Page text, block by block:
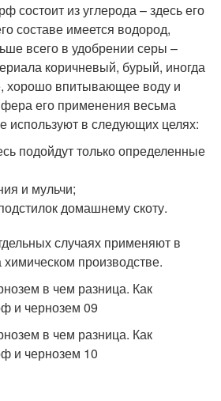
состоит из углерода – здесь его
составе имеется водород,
всего в удобрении серы –
коричневый, бурый, иногда
хорошо впитывающее воду и
его применения весьма
используют в следующих целях:
подойдут только определенные
и мульчи;
домашнему скоту.
случаях применяют в
производстве.